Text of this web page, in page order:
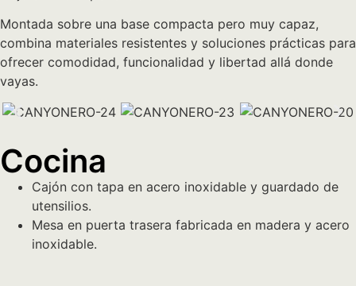
Montada sobre una base compacta pero muy capaz,
combina materiales resistentes y soluciones prácticas para
ofrecer comodidad, funcionalidad y libertad allá donde
vayas.
Cocina
Cajón con tapa en acero inoxidable y guardado de
utensilios.
Mesa en puerta trasera fabricada en madera y acero
inoxidable.